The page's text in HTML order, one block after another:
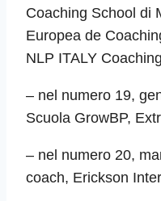
Coaching School di
Europea de
NLP ITALY
– nel numero 19,
Scuola GrowBP,
– nel numero 20,
coach, Erickson